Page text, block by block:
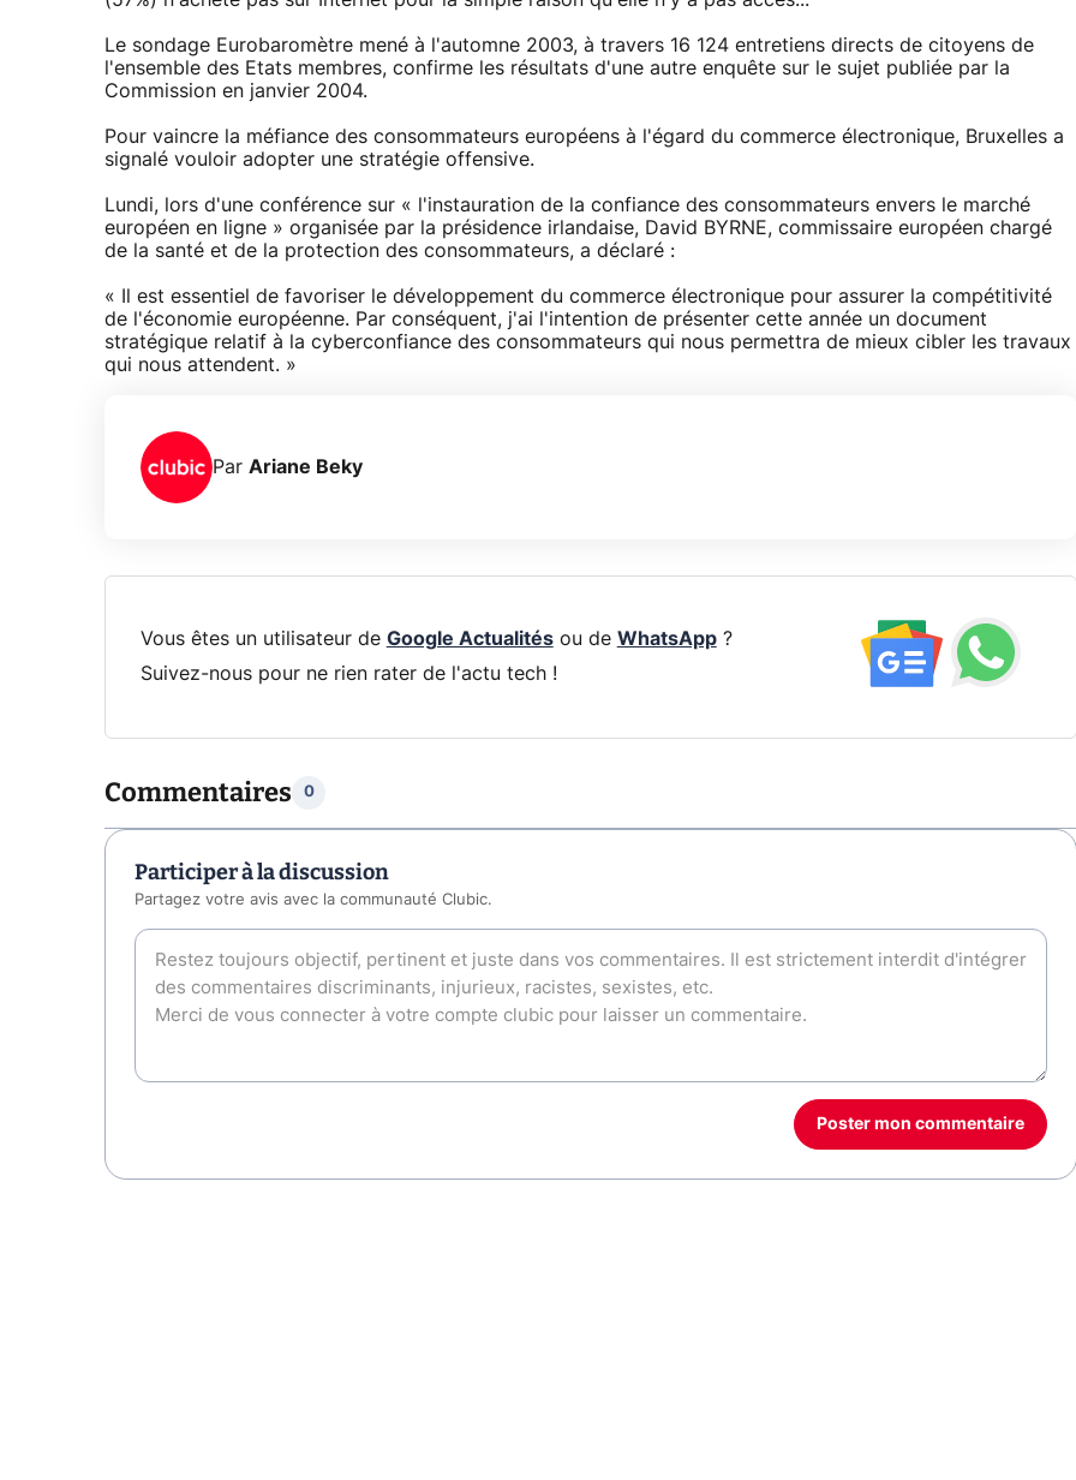
Le sondage Eurobaromètre mené à l'automne 2003, à travers 16 124 entretiens directs de citoyens de
l'ensemble des Etats membres, confirme les résultats d'une autre enquête sur le sujet publiée par la
Commission en janvier 2004.
Pour vaincre la méfiance des consommateurs européens à l'égard du commerce électronique, Bruxelles a
signalé vouloir adopter une stratégie offensive.
Lundi, lors d'une conférence sur « l'instauration de la confiance des consommateurs envers le marché
européen en ligne » organisée par la présidence irlandaise, David BYRNE, commissaire européen chargé
de la santé et de la protection des consommateurs, a déclaré :
« Il est essentiel de favoriser le développement du commerce électronique pour assurer la compétitivité
de l'économie européenne. Par conséquent, j'ai l'intention de présenter cette année un document
stratégique relatif à la cyberconfiance des consommateurs qui nous permettra de mieux cibler les travaux
qui nous attendent. »
Par Ariane Beky
Vous êtes un utilisateur de Google Actualitésou de WhatsApp?
Suivez-nous pour ne rien rater de l'actu tech !
Commentaires 0
Participer à la discussion
Partagez votre avis avec la communauté Clubic.
Poster mon commentaire